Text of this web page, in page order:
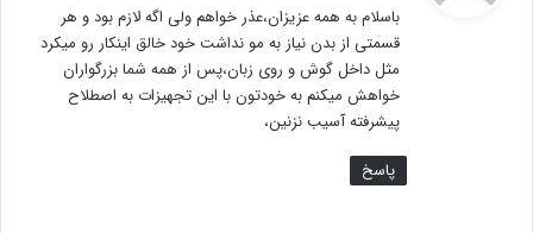
:
باسلام به همه عزیزان،عذر خواهم ولی اگه لازم بود و هر
قسمتی از بدن نیاز به مو نداشت خود خالق اینکار رو میکرد
مثل داخل گوش و روی زبان،پس از همه شما بزرگواران
خواهش میکنم به خودتون با این تجهیزات به اصطلاح
پیشرفته آسیب نزنین،
پاسخ